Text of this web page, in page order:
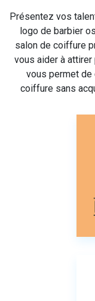
Présentez vos
logo de barbier
salon de coiffure
vous aider à
vous permet de
coiffure sans